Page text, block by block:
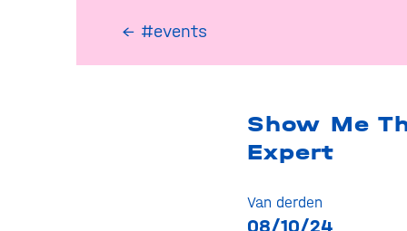
← #events
Show Me
Expert
Van derden